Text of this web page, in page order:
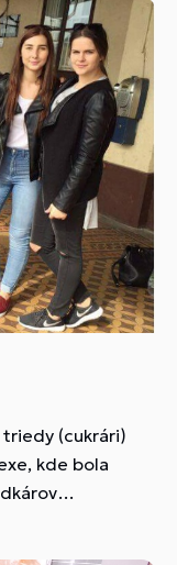
triedy (cukrári)
kde bola